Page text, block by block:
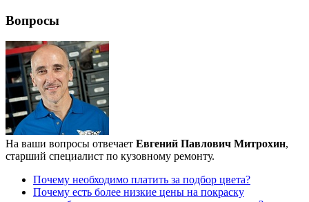
Вопросы
На ваши вопросы отвечает Евгений Павлович Митрохин,
старший специалист по кузовному ремонту.
Почему необходимо платить за подбор цвета?
Почему есть более низкие цены на покраску